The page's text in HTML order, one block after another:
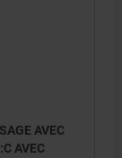
AVEC
AVEC